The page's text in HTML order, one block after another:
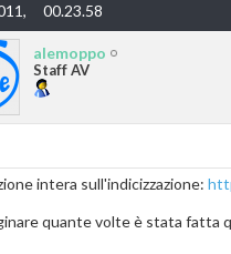
00.23.58
alemoppo
Staff AV
intera sull'indicizzazione:
quante volte è stata fatta